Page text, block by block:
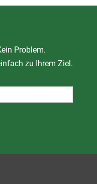
Problem.
zu Ihrem Ziel.